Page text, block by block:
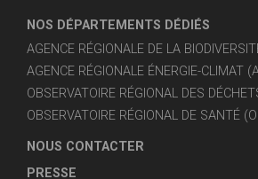
NOS DÉPARTEMENTS DÉDIÉS
AGENCE RÉGIONALE DE LA
AGENCE RÉGIONALE ÉNERGIE-CLIMAT
OBSERVATOIRE RÉGIONAL DES
OBSERVATOIRE RÉGIONAL DE SANTÉ
NOUS CONTACTER
PRESSE